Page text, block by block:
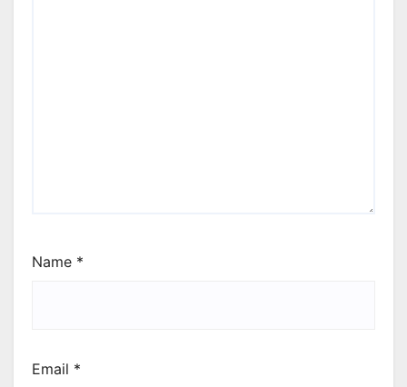
Name *
Email *